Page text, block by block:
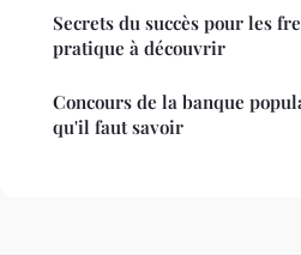
Secrets du succès pour les
pratique à découvrir
Concours de la banque
qu'il faut savoir